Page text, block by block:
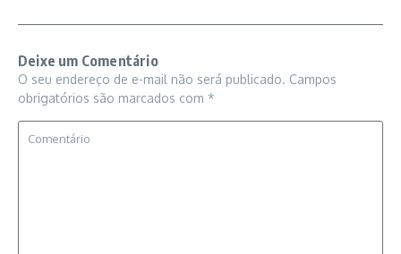
Deixe um Comentário
O seu endereço de e-mail não será publicado. Campos
obrigatórios são marcados com *